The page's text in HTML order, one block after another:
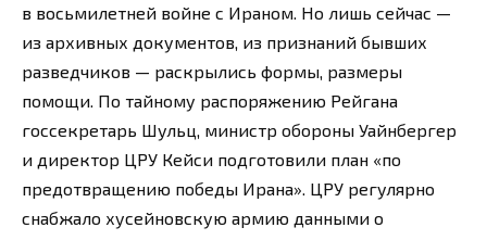
в восьмилетней войне с Ираном. Но лишь сейчас —
из архивных документов, из признаний бывших
разведчиков — раскрылись формы, размеры
помощи. По тайному распоряжению Рейгана
госсекретарь Шульц, министр обороны Уайнбергер
и директор ЦРУ Кейси подготовили план «по
предотвращению победы Ирана». ЦРУ регулярно
снабжало хусейновскую армию данными о